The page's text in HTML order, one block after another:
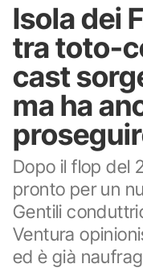
Isola dei
tra toto-
cast
ma ha
Dopo il flop del
pronto per un
Gentili
Ventura
ed è già